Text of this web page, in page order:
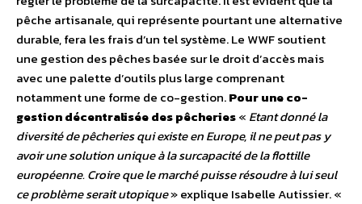
pêche artisanale, qui représente pourtant une alternative
durable, fera les frais d’un tel système. Le WWF soutient
une gestion des pêches basée sur le droit d’accès mais
avec une palette d’outils plus large comprenant
notamment une forme de co-gestion.Pour une co-
gestion décentralisée des pêcheries« Etant donné la
diversité de pêcheries qui existe en Europe, il ne peut pas y
avoir une solution unique à la surcapacité de la flottille
européenne. Croire que le marché puisse résoudre à lui seul
ce problème serait utopique» explique Isabelle Autissier. «